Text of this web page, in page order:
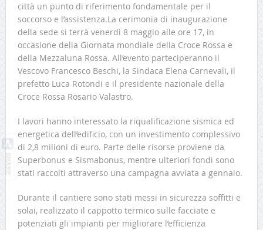
città un punto di riferimento fondamentale per il
soccorso e l’assistenza.La cerimonia di inaugurazione
della sede si terrà venerdì 8 maggio alle ore 17, in
occasione della Giornata mondiale della Croce Rossa e
della Mezzaluna Rossa. All’evento parteciperanno il
Vescovo Francesco Beschi, la Sindaca Elena Carnevali, il
prefetto Luca Rotondi e il presidente nazionale della
Croce Rossa Rosario Valastro.
I lavori hanno interessato la riqualificazione sismica ed
energetica dell’edificio, con un investimento complessivo
di 2,8 milioni di euro. Parte delle risorse proviene da
Superbonus e Sismabonus, mentre ulteriori fondi sono
stati raccolti attraverso una campagna avviata a gennaio.
Durante il cantiere sono stati messi in sicurezza soffitti e
solai, realizzato il cappotto termico sulle facciate e
potenziati gli impianti per migliorare l’efficienza